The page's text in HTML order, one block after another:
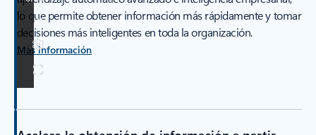
lo que permite obtener información más rápidamente y tomar
decisiones más inteligentes en toda la organización.
Más información